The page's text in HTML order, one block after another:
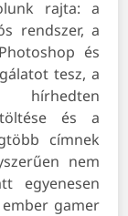
rajta: a
rendszer, a
és
tesz, a
és a
címnek
nem
egyenesen
gamer